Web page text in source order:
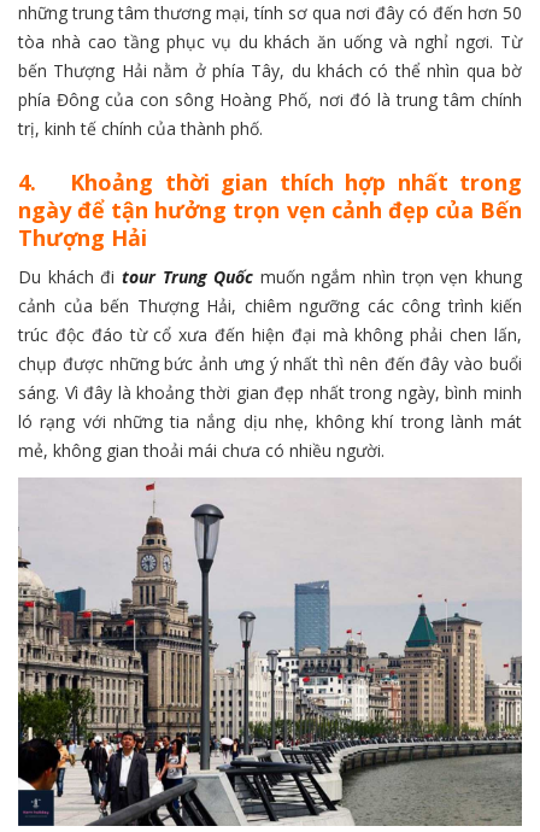
những trung tâm thương mại, tính sơ qua nơi đây có đến hơn 50
tòa nhà cao tầng phục vụ du khách ăn uống và nghỉ ngơi. Từ
bến Thượng Hải nằm ở phía Tây, du khách có thể nhìn qua bờ
phía Đông của con sông Hoàng Phố, nơi đó là trung tâm chính
trị, kinh tế chính của thành phố.
4. Khoảng thời gian thích hợp nhất trong
ngày để tận hưởng trọn vẹn cảnh đẹp của Bến
Thượng Hải
Du khách đi tour Trung Quốc muốn ngắm nhìn trọn vẹn khung
cảnh của bến Thượng Hải, chiêm ngưỡng các công trình kiến
trúc độc đáo từ cổ xưa đến hiện đại mà không phải chen lấn,
chụp được những bức ảnh ưng ý nhất thì nên đến đây vào buổi
sáng. Vì đây là khoảng thời gian đẹp nhất trong ngày, bình minh
ló rạng với những tia nắng dịu nhẹ, không khí trong lành mát
mẻ, không gian thoải mái chưa có nhiều người.